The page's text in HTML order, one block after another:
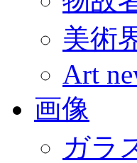
美術
Art
画像
ガラ